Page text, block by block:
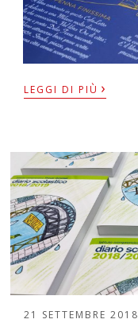
LEGGI DI PIÙ ›
21 SETTEMBRE 2018